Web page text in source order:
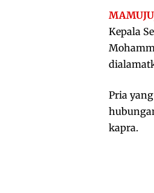
Kepala
Pria
kapra.